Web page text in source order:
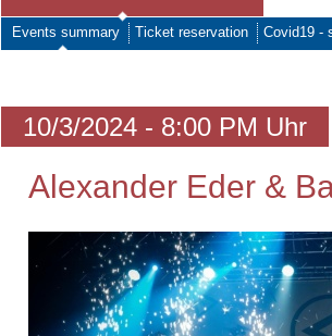
Events summary Ticket reservation Covid19 -
10/3/2024 - 8:00 PM Uhr
Alexander Eder &